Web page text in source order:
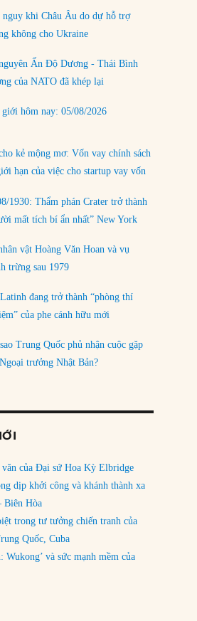
chôn vùi bê bối chấn động vòng
của mình
khi Châu Âu do dự hỗ trợ
không cho Ukraine
Ấn Độ Dương - Thái Bình
của NATO đã khép lại
giới hôm nay: 05/08/2026
kẻ mộng mơ: Vốn vay chính sách
hạn của việc cho startup vay vốn
1930: Thẩm phán Crater trở thành
mất tích bí ẩn nhất” New York
vật Hoàng Văn Hoan và vụ
trừng sau 1979
đang trở thành “phòng thí
của phe cánh hữu mới
Trung Quốc phủ nhận cuộc gặp
trưởng Nhật Bản?
của Đại sứ Hoa Kỳ Elbridge
dịp khởi công và khánh thành xa
Biên Hòa
trong tư tưởng chiến tranh của
Quốc, Cuba
Wukong’ và sức mạnh mềm của